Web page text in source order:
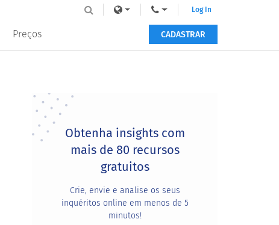
Preços
Log In
CADASTRAR
Primary
SidebarObtenha insights com
mais de 80 recursos
gratuitos
Crie, envie e analise os seus
inquéritos online em menos de 5
minutos!